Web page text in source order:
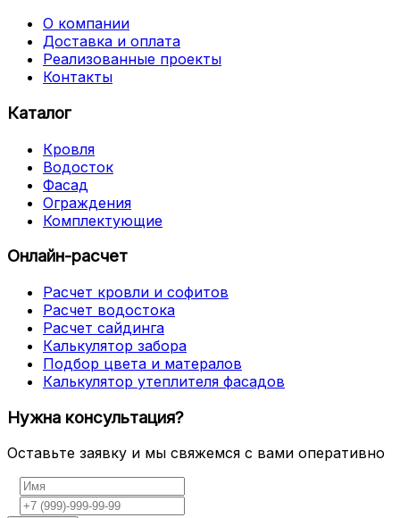
О компании
Доставка и оплата
Реализованные проекты
Контакты
Каталог
Кровля
Водосток
Фасад
Ограждения
Комплектующие
Онлайн-расчет
Расчет кровли и софитов
Расчет водостока
Расчет сайдинга
Калькулятор забора
Подбор цвета и матералов
Калькулятор утеплителя фасадов
Нужна консультация?
Оставьте заявку и мы свяжемся с вами оперативно